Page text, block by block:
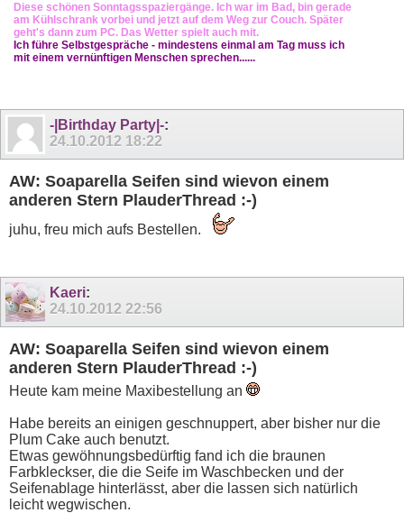
Diese schönen Sonntagsspaziergänge. Ich war im Bad, bin gerade
am Kühlschrank vorbei und jetzt auf dem Weg zur Couch. Später
geht's dann zum PC. Das Wetter spielt auch mit.
Ich führe Selbstgespräche - mindestens einmal am Tag muss ich
mit einem vernünftigen Menschen sprechen......
-|Birthday Party|-:
24.10.2012 18:22
AW: Soaparella Seifen sind wievon einem
anderen Stern PlauderThread :-)
juhu, freu mich aufs Bestellen.
Kaeri:
24.10.2012 22:56
AW: Soaparella Seifen sind wievon einem
anderen Stern PlauderThread :-)
Heute kam meine Maxibestellung an
Habe bereits an einigen geschnuppert, aber bisher nur die
Plum Cake auch benutzt.
Etwas gewöhnungsbedürftig fand ich die braunen
Farbkleckser, die die Seife im Waschbecken und der
Seifenablage hinterlässt, aber die lassen sich natürlich
leicht wegwischen.